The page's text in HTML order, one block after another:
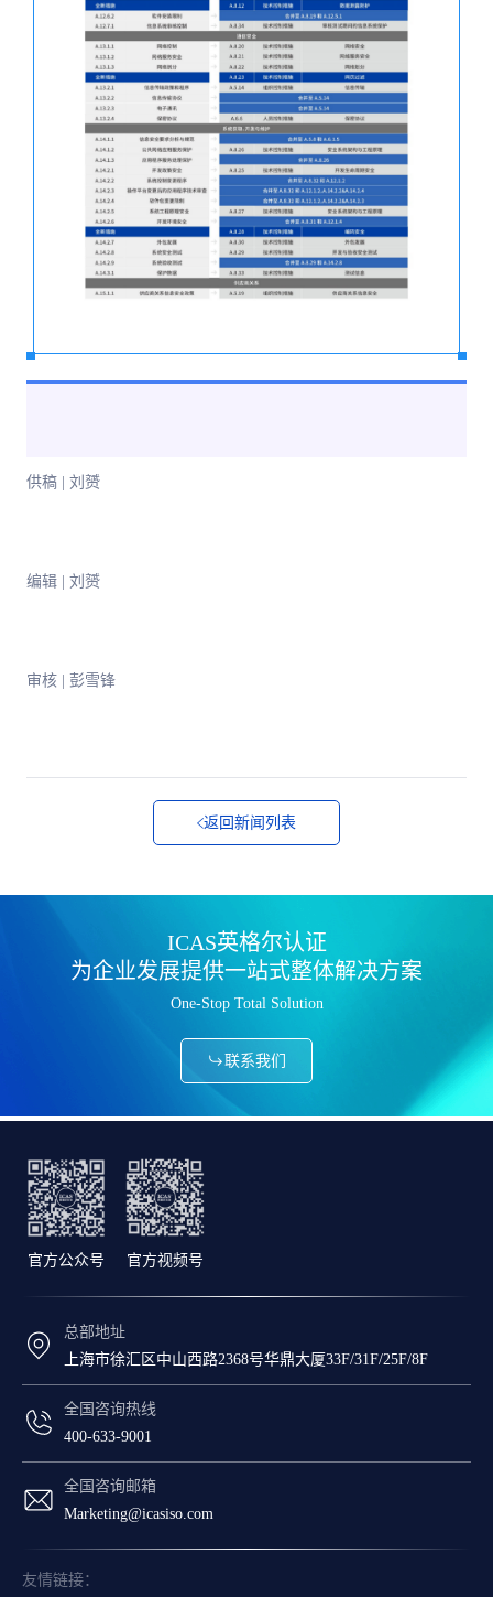
供稿 | 刘赟
编辑 | 刘赟
审核 | 彭雪锋
返回新闻列表
ICAS英格尔认证
为企业发展提供一站式整体解决方案
One-Stop Total Solution
联系我们
官方公众号 官方视频号
总部地址
上海市徐汇区中山西路2368号华鼎大厦33F/31F/25F/8F
全国咨询热线
400-633-9001
全国咨询邮箱
Marketing@icasiso.com
友情链接：